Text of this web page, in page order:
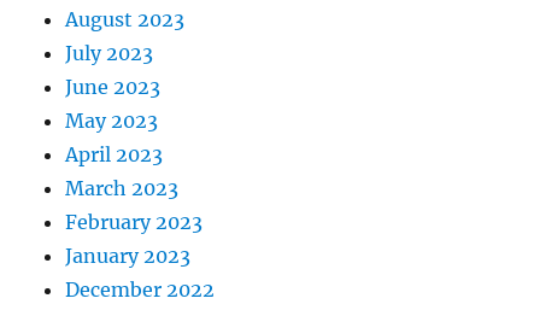
August 2023
July 2023
June 2023
May 2023
April 2023
March 2023
February 2023
January 2023
December 2022